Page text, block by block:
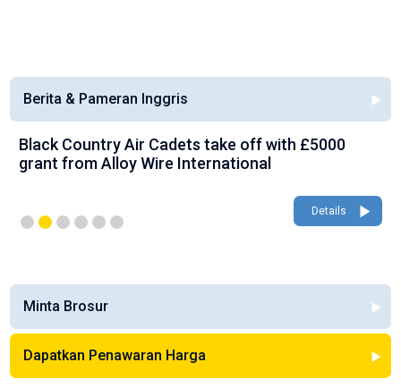
Berita & Pameran Inggris
Black Country Air Cadets take off with £5000
grant from Alloy Wire International
Details
Minta Brosur
Dapatkan Penawaran Harga